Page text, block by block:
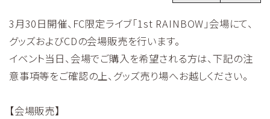
3月30日開催、FC限定ライブ「1st RAINBOW」会場にて、
グッズおよびCDの会場販売を行います。
イベント当日、会場でご購入を希望される方は、下記の注
意事項等をご確認の上、グッズ売り場へお越しください。
【会場販売】